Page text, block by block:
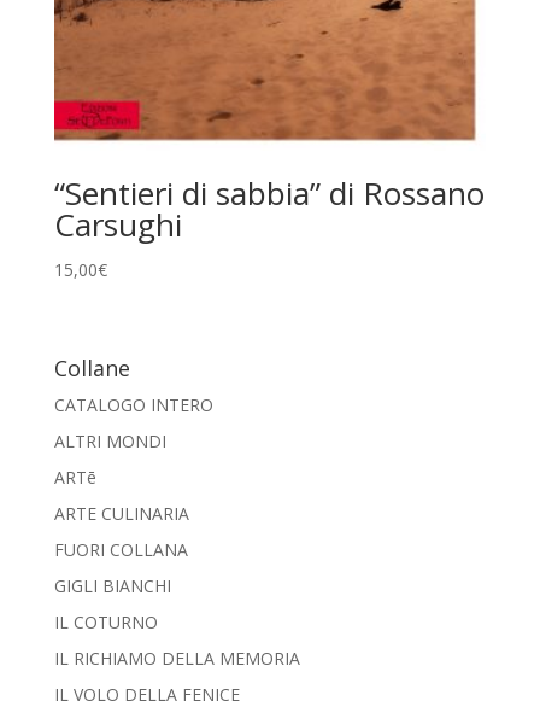
“Sentieri di sabbia” di Rossano
Carsughi
15,00€
Collane
CATALOGO INTERO
ALTRI MONDI
ARTē
ARTE CULINARIA
FUORI COLLANA
GIGLI BIANCHI
IL COTURNO
IL RICHIAMO DELLA MEMORIA
IL VOLO DELLA FENICE